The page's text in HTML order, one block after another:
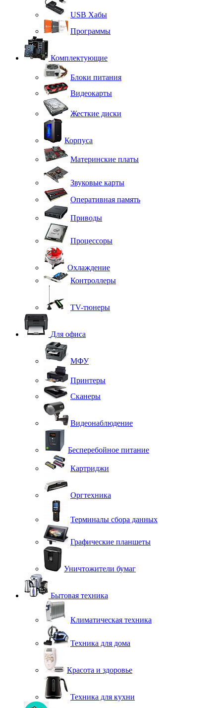
USB Хабы
Программы
Комплектующие
Блоки питания
Видеокарты
Жесткие диски
Корпуса
Материнские платы
Звуковые карты
Оперативная память
Приводы
Процессоры
Охлаждение
Контроллеры
TV-тюнеры
Для офиса
МФУ
Принтеры
Сканеры
Видеонаблюдение
Бесперебойное питание
Картриджи
Оргтехника
Терминалы сбора данных
Графические планшеты
Уничтожители бумаг
Бытовая техника
Климатическая техника
Техника для дома
Красота и здоровье
Техника для кухни